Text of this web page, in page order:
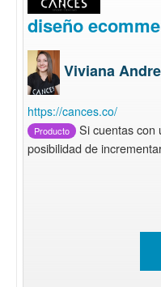
diseño
Viviana
https://cances.co/
Producto
Si cuentas con
posibilidad de